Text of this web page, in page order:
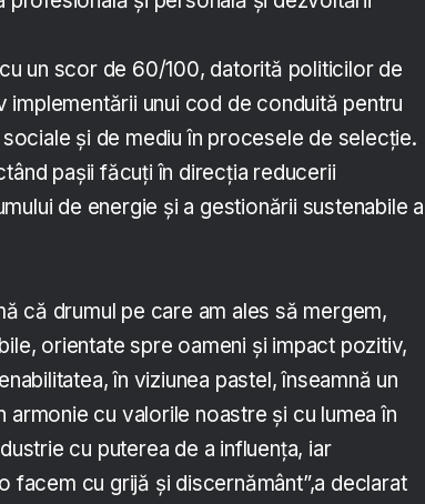
un scor de 60/100, datorită politicilor de
implementării unui cod de conduită pentru
și de mediu în procesele de selecție.
pașii făcuți în direcția reducerii
de energie și a gestionării sustenabile a
că drumul pe care am ales să mergem,
orientate spre oameni și impact pozitiv,
în viziunea pastel, înseamnă un
cu valorile noastre și cu lumea în
cu puterea de a influența, iar
facem cu grijă și discernământ”,a declarat